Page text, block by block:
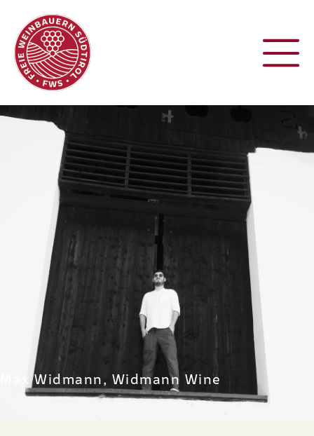
Max Widmann, Widmann Wine